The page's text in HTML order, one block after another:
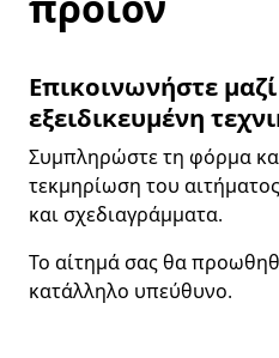
Επικοινωνήστε
εξειδικευμένη
Συμπληρώστε τη φόρμα
τεκμηρίωση του
και σχεδιαγράμματα.
Το αίτημά σας θα
κατάλληλο υπεύθυνο.